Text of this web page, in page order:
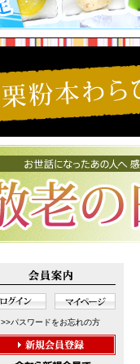
>>パスワードをお忘れの方